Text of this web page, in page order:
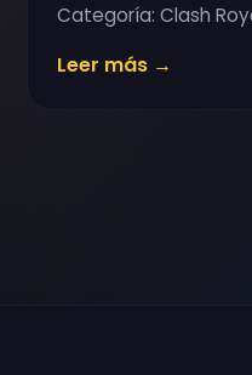
Categoría: Clash
Leer más →